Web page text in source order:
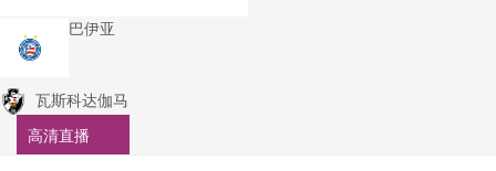
巴伊亚
瓦斯科达伽马
高清直播